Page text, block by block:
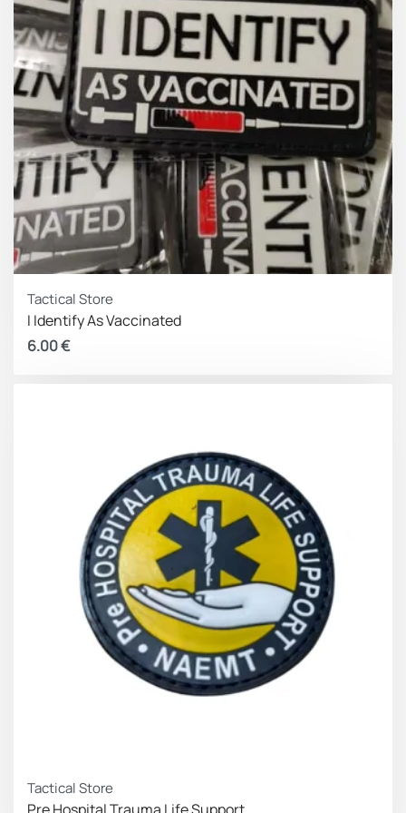
Tactical Store
I Identify As Vaccinated
6.00€
Tactical Store